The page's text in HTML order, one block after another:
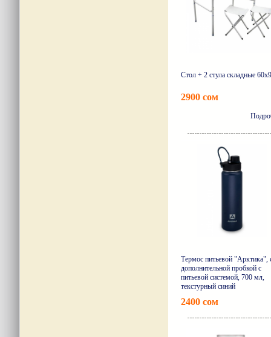
Стол + 2 стула складные
2900 сом
Термос питьевой "Арктика",
дополнительной пробкой с
питьевой системой, 700 мл,
текстурный синий
2400 сом